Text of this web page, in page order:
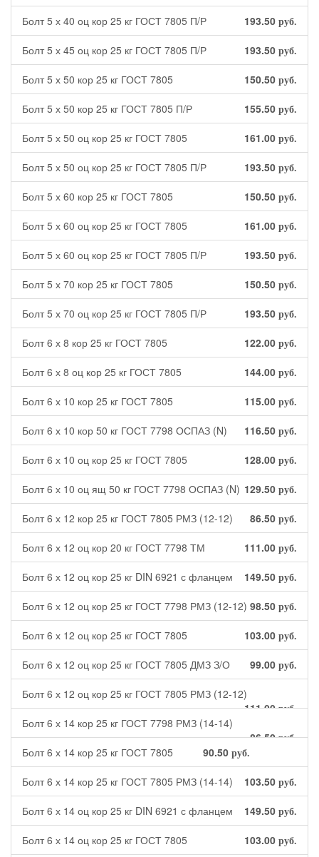
Болт 5 х 40 оц кор 25 кг ГОСТ 7805 П/Р 193.50 руб.
Болт 5 х 45 оц кор 25 кг ГОСТ 7805 П/Р 193.50 руб.
Болт 5 х 50 кор 25 кг ГОСТ 7805 150.50 руб.
Болт 5 х 50 кор 25 кг ГОСТ 7805 П/Р 155.50 руб.
Болт 5 х 50 оц кор 25 кг ГОСТ 7805 161.00 руб.
Болт 5 х 50 оц кор 25 кг ГОСТ 7805 П/Р 193.50 руб.
Болт 5 х 60 кор 25 кг ГОСТ 7805 150.50 руб.
Болт 5 х 60 оц кор 25 кг ГОСТ 7805 161.00 руб.
Болт 5 х 60 оц кор 25 кг ГОСТ 7805 П/Р 193.50 руб.
Болт 5 х 70 кор 25 кг ГОСТ 7805 150.50 руб.
Болт 5 х 70 оц кор 25 кг ГОСТ 7805 П/Р 193.50 руб.
Болт 6 х 8 кор 25 кг ГОСТ 7805 122.00 руб.
Болт 6 х 8 оц кор 25 кг ГОСТ 7805 144.00 руб.
Болт 6 х 10 кор 25 кг ГОСТ 7805 115.00 руб.
Болт 6 х 10 кор 50 кг ГОСТ 7798 ОСПАЗ (N) 116.50 руб.
Болт 6 х 10 оц кор 25 кг ГОСТ 7805 128.00 руб.
Болт 6 х 10 оц ящ 50 кг ГОСТ 7798 ОСПАЗ (N) 129.50 руб.
Болт 6 х 12 кор 25 кг ГОСТ 7805 РМЗ (12-12) 86.50 руб.
Болт 6 х 12 оц кор 20 кг ГОСТ 7798 ТМ 111.00 руб.
Болт 6 х 12 оц кор 25 кг DIN 6921 с фланцем 149.50 руб.
Болт 6 х 12 оц кор 25 кг ГОСТ 7798 РМЗ (12-12) 98.50 руб.
Болт 6 х 12 оц кор 25 кг ГОСТ 7805 103.00 руб.
Болт 6 х 12 оц кор 25 кг ГОСТ 7805 ДМЗ З/О 99.00 руб.
Болт 6 х 12 оц кор 25 кг ГОСТ 7805 РМЗ (12-12)
111.00руб.
Болт 6 х 14 кор 25 кг ГОСТ 7798 РМЗ (14-14)
86.50руб.
Болт 6 х 14 кор 25 кг ГОСТ 7805 90.50 руб.
Болт 6 х 14 кор 25 кг ГОСТ 7805 РМЗ (14-14) 103.50 руб.
Болт 6 х 14 оц кор 25 кг DIN 6921 с фланцем 149.50 руб.
Болт 6 х 14 оц кор 25 кг ГОСТ 7805 103.00 руб.